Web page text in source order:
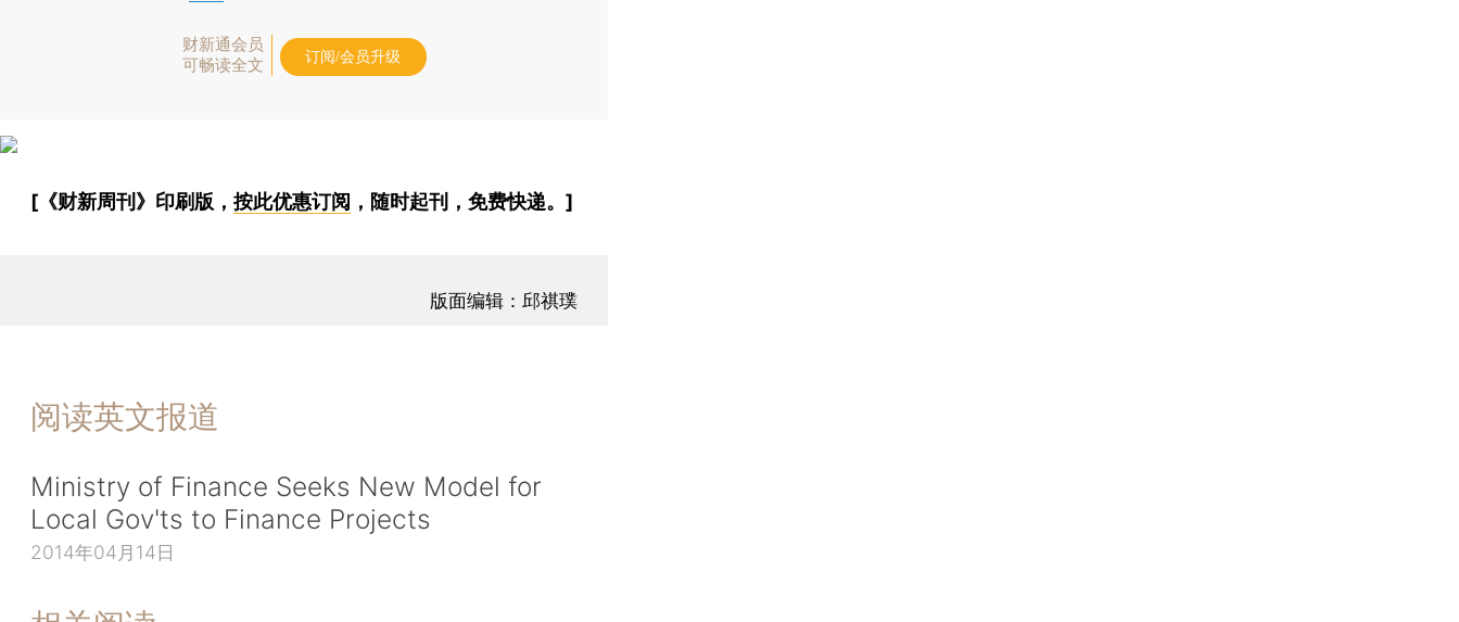
财新通会员
可畅读全文
订阅/会员升级
[《财新周刊》印刷版， 按此优惠订阅 ，随时起刊，免费快递。]
版面编辑：邱祺璞
阅读英文报道
Ministry of Finance Seeks New Model for
Local Gov'ts to Finance Projects
2014年04月14日